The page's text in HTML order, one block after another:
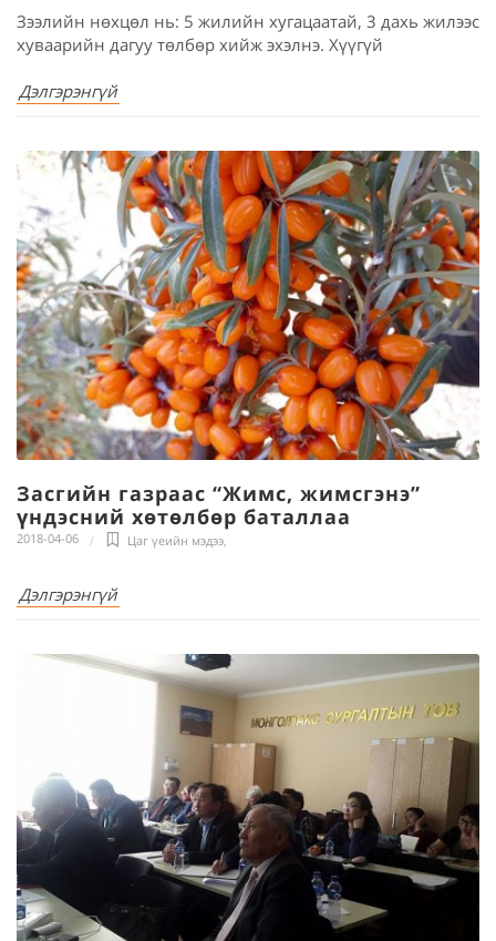
Зээлийн нөхцөл нь: 5 жилийн хугацаатай, 3 дахь жилээс
хуваарийн дагуу төлбөр хийж эхэлнэ. Хүүгүй
Дэлгэрэнгүй
Засгийн газраас “Жимс, жимсгэнэ”
үндэсний хөтөлбөр баталлаа
2018-04-06 Цаг үеийн мэдээ,
Дэлгэрэнгүй